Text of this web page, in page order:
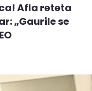
Afla reteta
„Gaurile se